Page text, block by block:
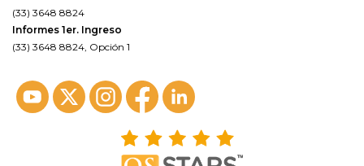
(33) 3648 8824
Informes 1er. Ingreso
(33) 3648 8824, Opción 1